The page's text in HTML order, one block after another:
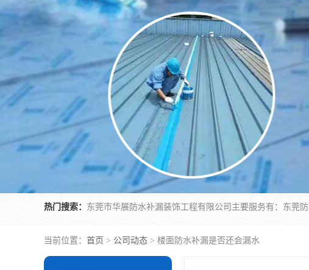
热门搜索：
当前位置： 首页 > 公司动态 > 楼面防水补漏是否还会漏水